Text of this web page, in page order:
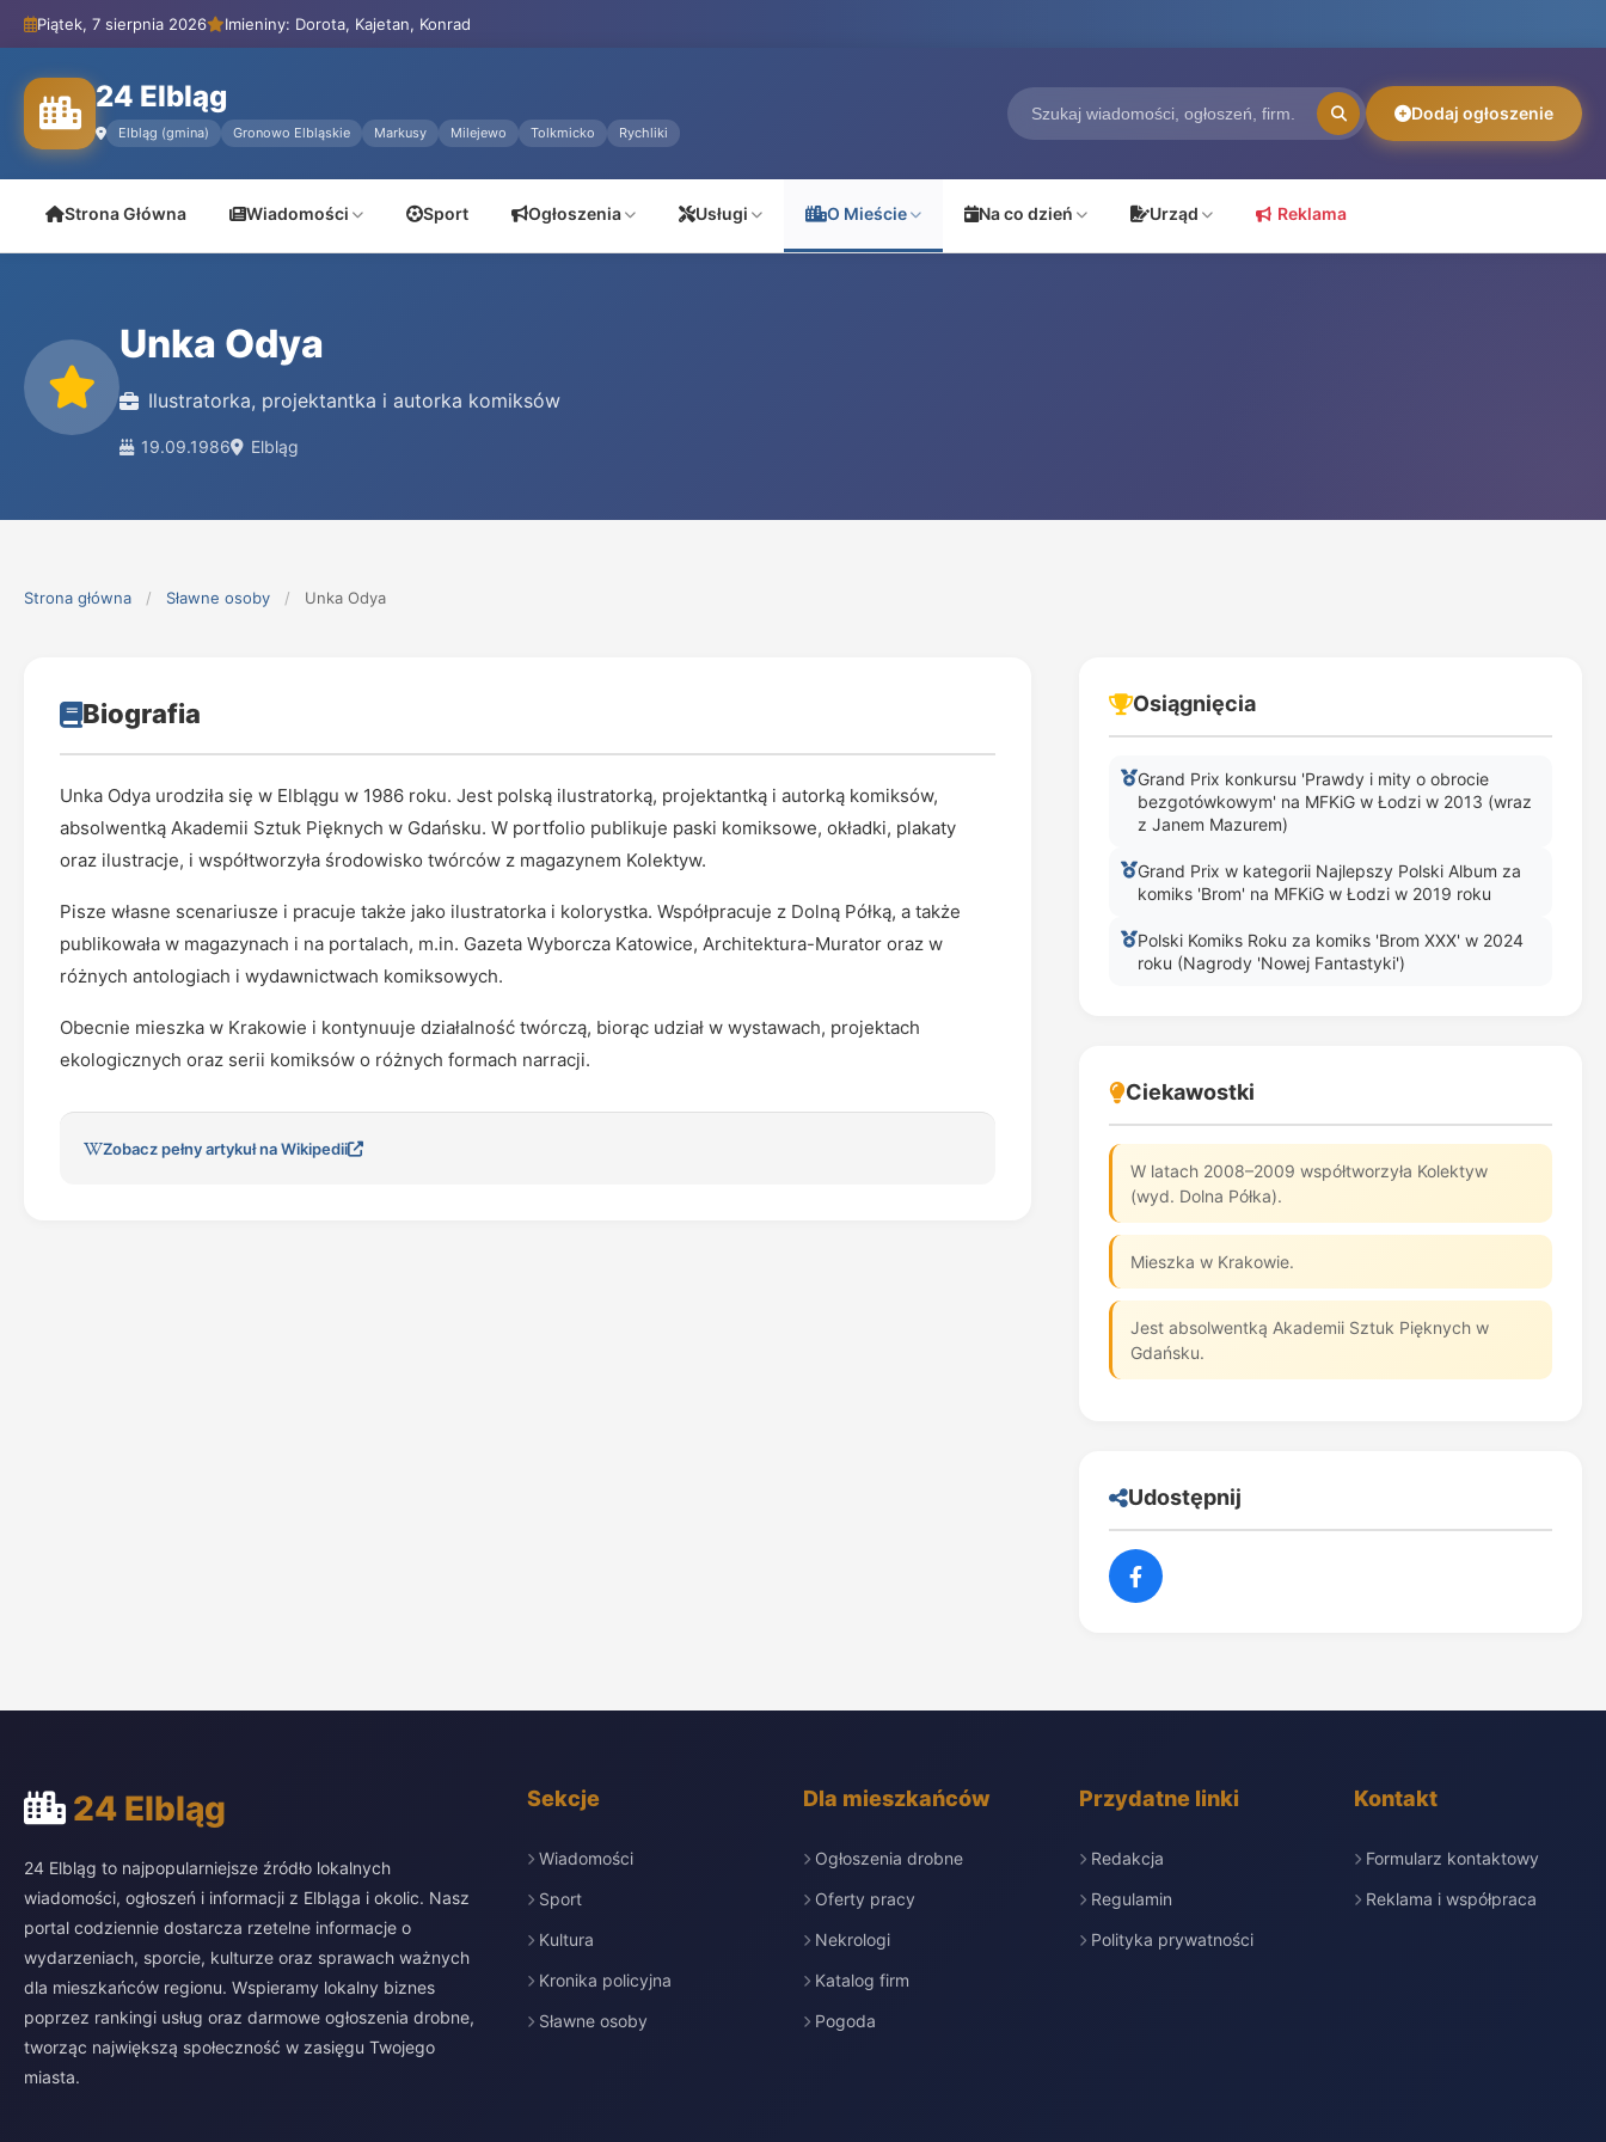
Piątek, 7 sierpnia 2026 Imieniny: Dorota, Kajetan, Konrad
24 Elbląg
Elbląg (gmina) Gronowo Elbląskie Markusy Milejewo Tolkmicko Rychliki
Dodaj ogłoszenie
Strona Główna Wiadomości Sport Ogłoszenia Usługi O Mieście Na co dzień Urząd Reklama
Unka Odya
Ilustratorka, projektantka i autorka komiksów
19.09.1986 Elbląg
Strona główna / Sławne osoby / Unka Odya
Biografia
Unka Odya urodziła się w Elblągu w 1986 roku. Jest polską ilustratorką, projektantką i autorką komiksów,
absolwentką Akademii Sztuk Pięknych w Gdańsku. W portfolio publikuje paski komiksowe, okładki, plakaty
oraz ilustracje, i współtworzyła środowisko twórców z magazynem Kolektyw.
Pisze własne scenariusze i pracuje także jako ilustratorka i kolorystka. Współpracuje z Dolną Półką, a także
publikowała w magazynach i na portalach, m.in. Gazeta Wyborcza Katowice, Architektura-Murator oraz w
różnych antologiach i wydawnictwach komiksowych.
Obecnie mieszka w Krakowie i kontynuuje działalność twórczą, biorąc udział w wystawach, projektach
ekologicznych oraz serii komiksów o różnych formach narracji.
Zobacz pełny artykuł na Wikipedii
Osiągnięcia
Grand Prix konkursu 'Prawdy i mity o obrocie
bezgotówkowym' na MFKiG w Łodzi w 2013 (wraz
z Janem Mazurem)
Grand Prix w kategorii Najlepszy Polski Album za
komiks 'Brom' na MFKiG w Łodzi w 2019 roku
Polski Komiks Roku za komiks 'Brom XXX' w 2024
roku (Nagrody 'Nowej Fantastyki')
Ciekawostki
W latach 2008–2009 współtworzyła Kolektyw
(wyd. Dolna Półka).
Mieszka w Krakowie.
Jest absolwentką Akademii Sztuk Pięknych w
Gdańsku.
Udostępnij
24 Elbląg
24 Elbląg to najpopularniejsze źródło lokalnych
wiadomości, ogłoszeń i informacji z Elbląga i okolic. Nasz
portal codziennie dostarcza rzetelne informacje o
wydarzeniach, sporcie, kulturze oraz sprawach ważnych
dla mieszkańców regionu. Wspieramy lokalny biznes
poprzez rankingi usług oraz darmowe ogłoszenia drobne,
tworząc największą społeczność w zasięgu Twojego
miasta.
Sekcje
Wiadomości
Sport
Kultura
Kronika policyjna
Sławne osoby
Dla mieszkańców
Ogłoszenia drobne
Oferty pracy
Nekrologi
Katalog firm
Pogoda
Przydatne linki
Redakcja
Regulamin
Polityka prywatności
Kontakt
Formularz kontaktowy
Reklama i współpraca